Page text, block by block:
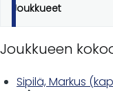
Ensisijaiset
välilehdet
Joukkueet
Joukkueen
Sipilä, Markus